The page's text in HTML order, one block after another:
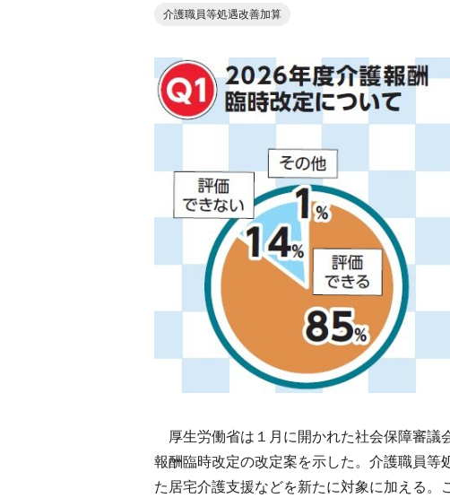
介護職員等処遇改善加算
厚生労働省は１月に開かれた社会保障審議
報酬臨時改定の改定案を示した。介護職員等
た居宅介護支援などを新たに対象に加える